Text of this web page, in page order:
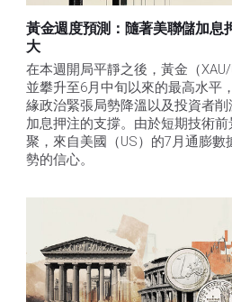
黃金週度預測：隨著美聯儲加息
大
在本週開局平靜之後，黃金（
並攀升至6月中旬以來的最高水平
緣政治緊張局勢降溫以及投資者削
加息押注的支撐。由於短期技術
聚，來自美國（US）的7月通膨
勢的信心。